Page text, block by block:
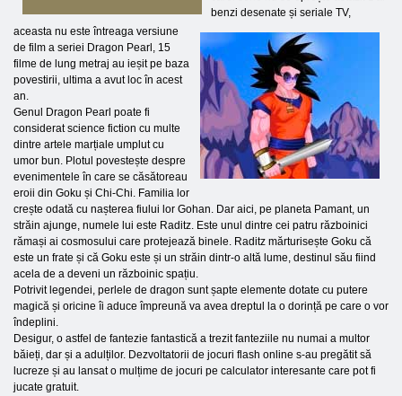
benzi desenate și seriale TV,
aceasta nu este întreaga versiune
de film a seriei Dragon Pearl, 15
filme de lung metraj au ieșit pe baza
povestirii, ultima a avut loc în acest
an.
Genul Dragon Pearl poate fi
considerat science fiction cu multe
dintre artele marțiale umplut cu
umor bun. Plotul povestește despre
evenimentele în care se căsătoreau
eroii din Goku și Chi-Chi. Familia lor
crește odată cu nașterea fiului lor Gohan. Dar aici, pe planeta Pamant, un
străin ajunge, numele lui este Raditz. Este unul dintre cei patru războinici
rămași ai cosmosului care protejează binele. Raditz mărturisește Goku că
este un frate și că Goku este și un străin dintr-o altă lume, destinul său fiind
acela de a deveni un războinic spațiu.
Potrivit legendei, perlele de dragon sunt șapte elemente dotate cu putere
magică și oricine îi aduce împreună va avea dreptul la o dorință pe care o vor
îndeplini.
Desigur, o astfel de fantezie fantastică a trezit fanteziile nu numai a multor
băieți, dar și a adulților. Dezvoltatorii de jocuri flash online s-au pregătit să
lucreze și au lansat o mulțime de jocuri pe calculator interesante care pot fi
jucate gratuit.